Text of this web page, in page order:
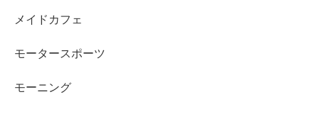
メイドカフェ
モータースポーツ
モーニング